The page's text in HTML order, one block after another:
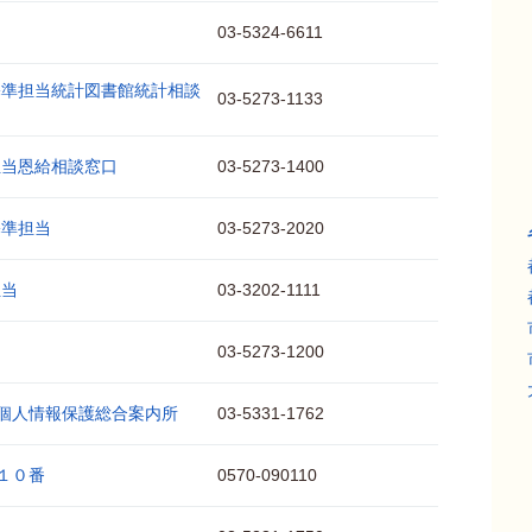
03-5324-6611
担当統計図書館統計相談 03-5273-1133
恩給相談窓口 03-5273-1400
担当 03-5273-2020
03-3202-1111
03-5273-1200
人情報保護総合案内所 03-5331-1762
０番 0570-090110